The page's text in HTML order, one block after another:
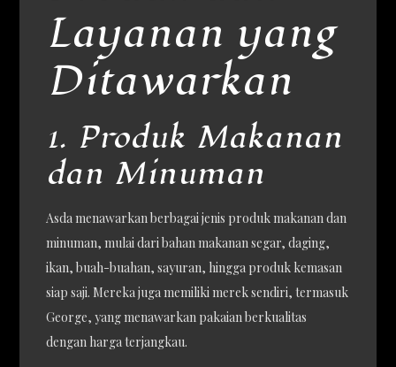
Layanan yang
Ditawarkan
1. Produk Makanan
dan Minuman
Asda menawarkan berbagai jenis produk makanan dan
minuman, mulai dari bahan makanan segar, daging,
ikan, buah-buahan, sayuran, hingga produk kemasan
siap saji. Mereka juga memiliki merek sendiri, termasuk
George, yang menawarkan pakaian berkualitas
dengan harga terjangkau.